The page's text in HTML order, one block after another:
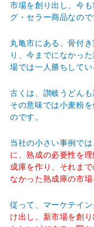
市場を創り出し、今
グ・セラー商品なので
丸亀市にある、骨付
り、今までになかっ
場では一人勝ちしてい
古くは、讃岐うどん
その意味では小麦粉
のです。
当社の小さい事例では
に、熟成の必要性を
成庫を作り、それま
なかった熟成庫の市
従って、マーケテイン
け出し、新市場を創